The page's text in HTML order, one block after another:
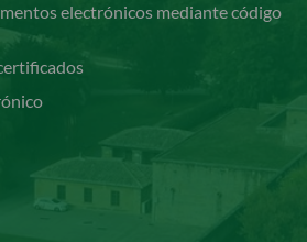
electrónicos mediante código